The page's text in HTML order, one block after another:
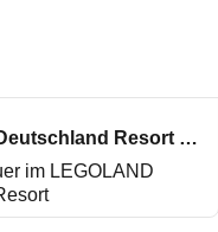
LEGOLAND Deutschland Resort 25% auf Tickets
im LEGOLAND